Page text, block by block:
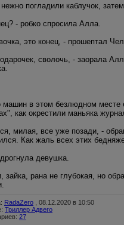
погладили каблучок,
- робко спросила Алла.
это конец, - прошептал
сволочь, - заорала
машин в этом безлюдном месте
как окрестили маньяка
милая, все уже позади, -
Как жаль всех этих
девушка.
зайка, рана не глубокая, но
RadaZero , 08.12.2020 в 10:50
Триллер Адвего
27